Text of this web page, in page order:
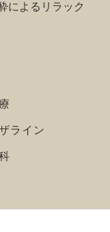
によるリラック
ライン